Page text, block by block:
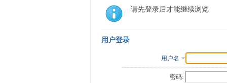
请先登录后才能继续浏览
用户登录
用户名
密码: